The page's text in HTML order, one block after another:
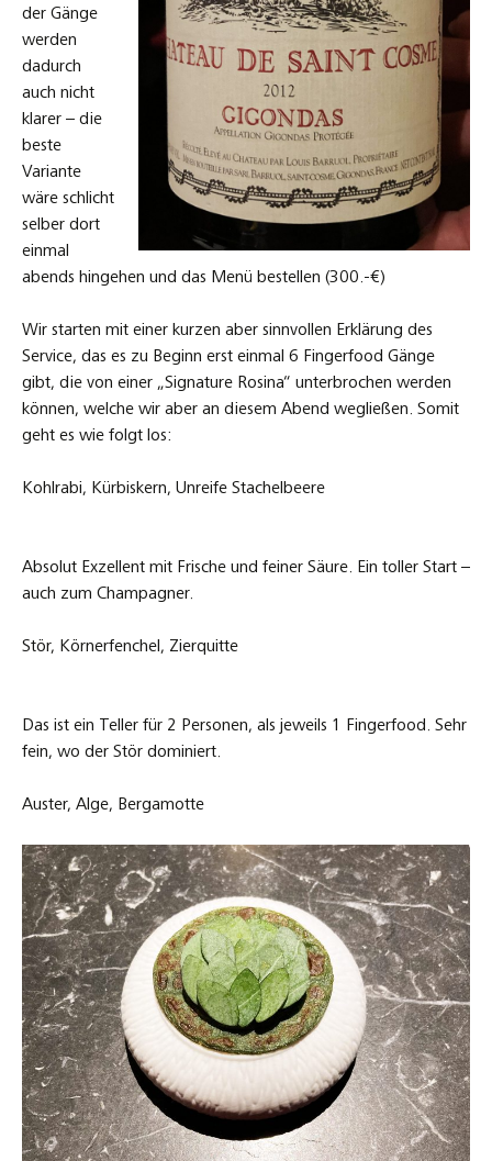
der Gänge
werden
dadurch
auch nicht
klarer – die
beste
Variante
wäre schlicht
selber dort
einmal
abends hingehen und das Menü bestellen (300.-€)
Wir starten mit einer kurzen aber sinnvollen Erklärung des
Service, das es zu Beginn erst einmal 6 Fingerfood Gänge
gibt, die von einer „Signature Rosina“ unterbrochen werden
können, welche wir aber an diesem Abend wegließen. Somit
geht es wie folgt los:
Kohlrabi, Kürbiskern, Unreife Stachelbeere
Absolut Exzellent mit Frische und feiner Säure. Ein toller Start –
auch zum Champagner.
Stör, Körnerfenchel, Zierquitte
Das ist ein Teller für 2 Personen, als jeweils 1 Fingerfood. Sehr
fein, wo der Stör dominiert.
Auster, Alge, Bergamotte